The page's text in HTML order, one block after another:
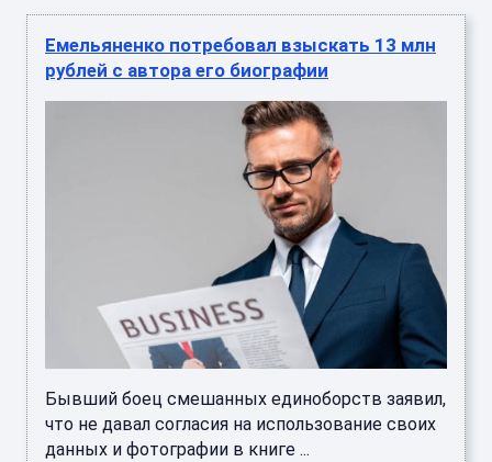
Емельяненко потребовал взыскать 13 млн
рублей с автора его биографии
Бывший боец смешанных единоборств заявил,
что не давал согласия на использование своих
данных и фотографии в книге ...